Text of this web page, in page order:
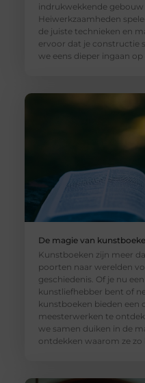
indrukwekkende gebouw
Heiwerkzaamheden
de juiste technieken en
ervoor dat je constructie
we eens dieper ingaan
De magie van
Kunstboeken zijn meer
poorten naar werelden
geschiedenis. Of je nu
kunstliefhebber bent of
kunstboeken bieden een
meesterwerken te
we samen duiken in de
ontdekken waarom ze